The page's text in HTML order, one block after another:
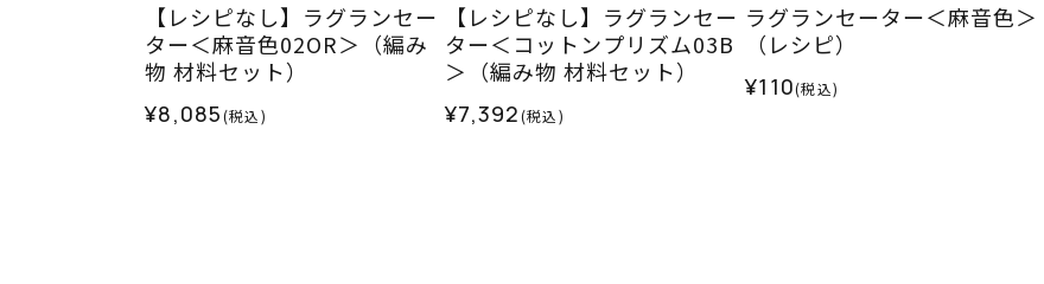
【レシピなし】ラグランセー
ター＜麻音色02OR＞（編み
物 材料セット）
¥8,085(税込)
【レシピなし】ラグランセー
ター＜コットンプリズム03B
＞（編み物 材料セット）
¥7,392(税込)
ラグランセーター＜麻音色＞
（レシピ）
¥110(税込)